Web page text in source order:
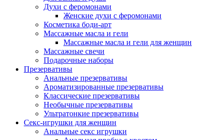
Духи с феромонами
Женские духи с феромонами
Косметика боди-арт
Массажные масла и гели
Массажные масла и гели для женщин
Массажные свечи
Подарочные наборы
Презервативы
Анальные презервативы
Ароматизированные презервативы
Классические презервативы
Необычные презервативы
Ультратонкие презервативы
Секс-игрушки для женщин
Анальные секс игрушки